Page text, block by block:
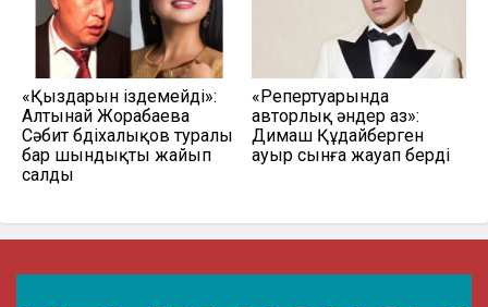
«Қыздарын іздемейді»:
Алтынай Жорабаева
Сәбит Әбдіхалықов туралы
бар шындықты жайып
салды
«Репертуарында
авторлық әндер аз»:
Димаш Құдайберген
ауыр сынға жауап берді